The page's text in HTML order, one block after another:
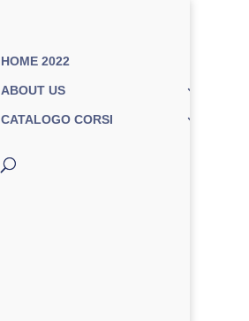
HOME 2022
ABOUT US
CATALOGO CORSI